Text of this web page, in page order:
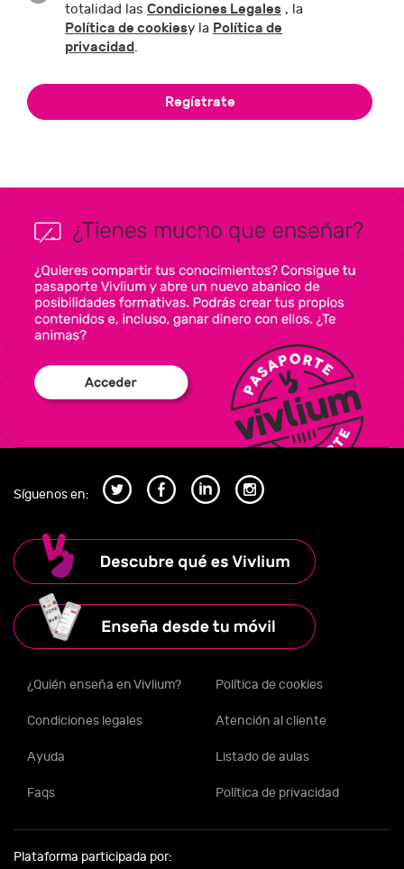
totalidad las Condiciones Legales , la
Política de cookiesy la Política de
privacidad.
Síguenos en:
¿Quién enseña en Vivlium? Política de cookies
Condiciones legales Atención al cliente
Ayuda Listado de aulas
Faqs Política de privacidad
Plataforma participada por: